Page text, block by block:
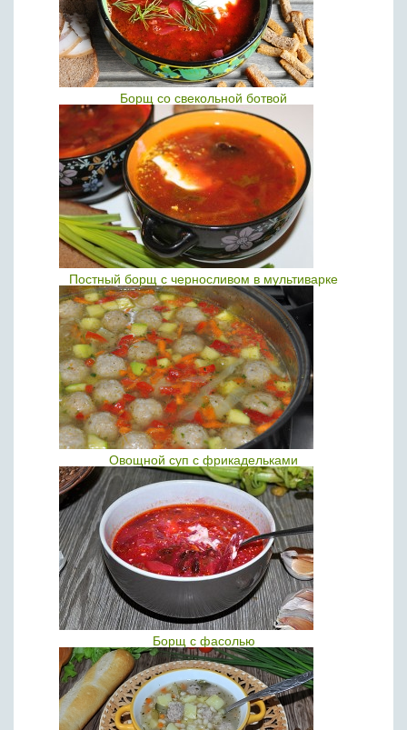
Борщ со свекольной ботвой
Постный борщ с черносливом в мультиварке
Овощной суп с фрикадельками
Борщ с фасолью